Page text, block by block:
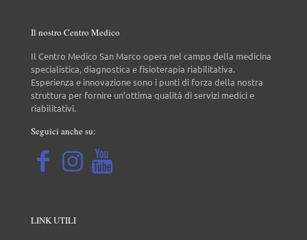
Il nostro Centro Medico
Il Centro Medico San Marco opera nel campo della medicina
specialistica, diagnostica e fisioterapia riabilitativa.
Esperienza e innovazione sono i punti di forza della nostra
struttura per fornire un’ottima qualità di servizi medici e
riabilitativi.
Seguici anche su:
LINK UTILI